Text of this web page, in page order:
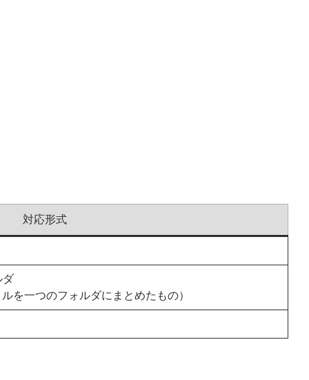
対応形式
ダ
を一つのフォルダにまとめたもの）